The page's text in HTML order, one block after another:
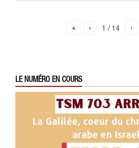
« ‹ 1 / 14 ›
LE NUMÉRO EN COURS